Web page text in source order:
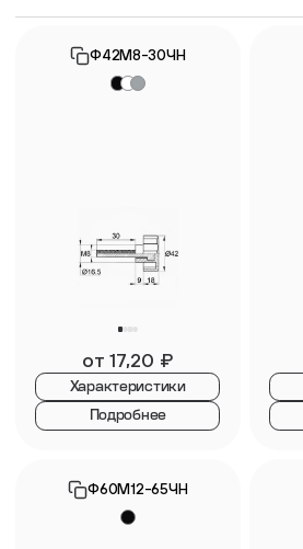
Ф42М8-30ЧН
от 17,20 ₽
Характеристики
Подробнее
Ф60М12-65ЧН